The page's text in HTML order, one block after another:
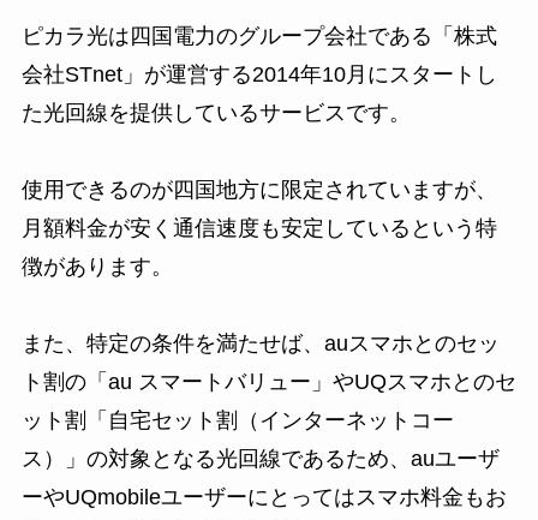
ピカラ光は四国電力のグループ会社である「株式
会社STnet」が運営する2014年10月にスタートし
た光回線を提供しているサービスです。
使用できるのが四国地方に限定されていますが、
月額料金が安く通信速度も安定しているという特
徴があります。
また、特定の条件を満たせば、auスマホとのセッ
ト割の「au スマートバリュー」やUQスマホとのセ
ット割「自宅セット割（インターネットコー
ス）」の対象となる光回線であるため、auユーザ
ーやUQmobileユーザーにとってはスマホ料金もお